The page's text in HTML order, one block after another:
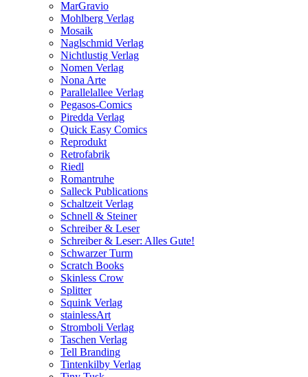
MarGravio
Mohlberg Verlag
Mosaik
Naglschmid Verlag
Nichtlustig Verlag
Nomen Verlag
Nona Arte
Parallelallee Verlag
Pegasos-Comics
Piredda Verlag
Quick Easy Comics
Reprodukt
Retrofabrik
Riedl
Romantruhe
Salleck Publications
Schaltzeit Verlag
Schnell & Steiner
Schreiber & Leser
Schreiber & Leser: Alles Gute!
Schwarzer Turm
Scratch Books
Skinless Crow
Splitter
Squink Verlag
stainlessArt
Stromboli Verlag
Taschen Verlag
Tell Branding
Tintenkilby Verlag